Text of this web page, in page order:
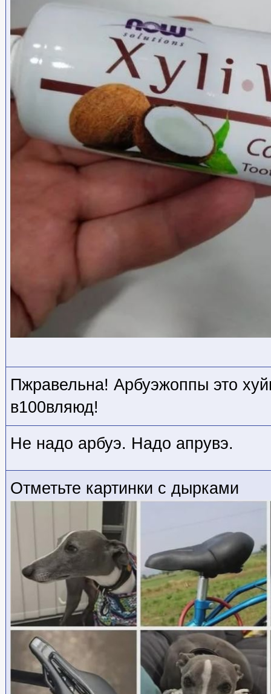
Пжравельна! Арбуэжоппы это
в100вляюд!
Не надо арбуэ. Надо апрувэ.
Отметьте картинки с дырками